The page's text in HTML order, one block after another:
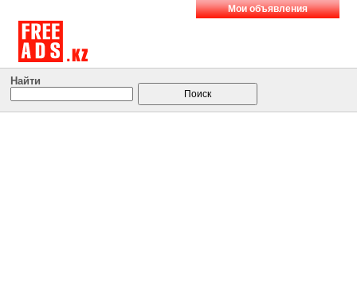
Мои объявления
Найти